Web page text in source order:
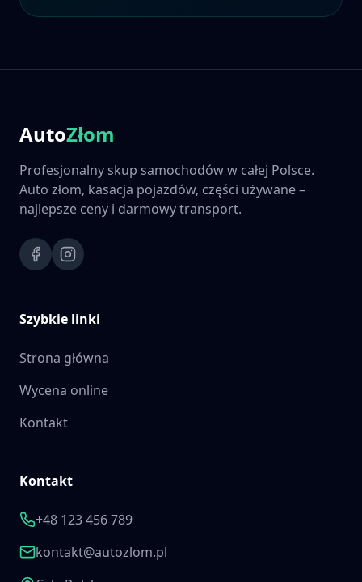
AutoZłom
Profesjonalny skup samochodów w całej Polsce.
Auto złom, kasacja pojazdów, części używane –
najlepsze ceny i darmowy transport.
Szybkie linki
Strona główna
Wycena online
Kontakt
Kontakt
+48 123 456 789
kontakt@autozlom.pl